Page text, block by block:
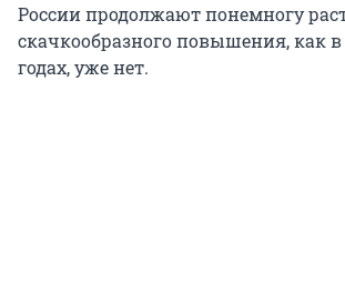
России продолжают понемногу
скачкообразного повышения, как в
годах, уже нет.